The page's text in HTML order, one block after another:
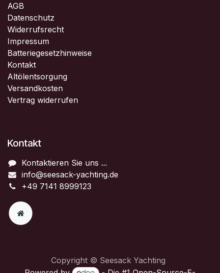
AGB
Datenschutz
Widerrufsrecht
Impressum
Batteriegesetzhinweise
Kontakt
Altölentsorgung
Versandkosten
Vertrag widerrufen
Kontakt
Kontaktieren Sie uns ...
info@seesack-yachting.de
+49 7141 8999123
Copyright © Seesack Yachting